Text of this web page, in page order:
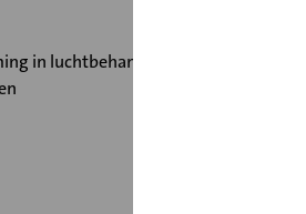
in luchtbehandelingssystemen